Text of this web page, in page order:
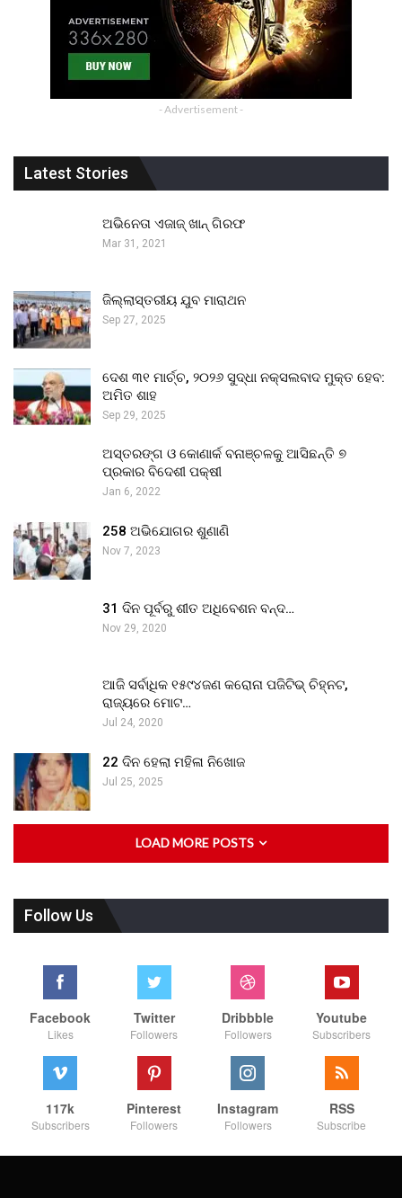
- Advertisement -
Latest Stories
ଅଭିନେତା ଏଜାଜ୍ ଖାନ୍ ଗିରଫ
Mar 31, 2021
ଜିଲ୍ଲାସ୍ତରୀୟ ଯୁବ ମାରାଥନ
Sep 27, 2025
ଦେଶ ୩୧ ମାର୍ଚ୍ଚ, ୨୦୨୬ ସୁଦ୍ଧା ନକ୍ସଲବାଦ ମୁକ୍ତ ହେବ:
ଅମିତ ଶାହ
Sep 29, 2025
ଅସ୍ତରଙ୍ଗ ଓ କୋଣାର୍କ ବନାଞ୍ଚଳକୁ ଆସିଛନ୍ତି ୭
ପ୍ରକାର ବିଦେଶୀ ପକ୍ଷୀ
Jan 6, 2022
258 ଅଭିଯୋଗର ଶୁଣାଣି
Nov 7, 2023
31 ଦିନ ପୂର୍ବରୁ ଶୀତ ଅଧିବେଶନ ବନ୍ଦ…
Nov 29, 2020
ଆଜି ସର୍ବାଧିକ ୧୫୯୪ଜଣ କରୋନା ପଜିଟିଭ୍ ଚିହ୍ନଟ,
ରାଜ୍ୟରେ ମୋଟ…
Jul 24, 2020
22 ଦିନ ହେଲା ମହିଳା ନିଖୋଜ
Jul 25, 2025
LOAD MORE POSTS
Follow Us
Facebook
Likes
Twitter
Followers
Dribbble
Followers
Youtube
Subscribers
117k
Subscribers
Pinterest
Followers
Instagram
Followers
RSS
Subscribe